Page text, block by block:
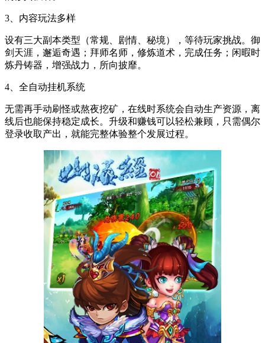
3、内容玩法多样
设有三大副本类型（常规、剧情、秘境），等待玩家挑战。御
剑天涯，邂逅奇遇；拜师名师，修炼道术，完成任务；闲暇时
炼丹铸器，增强战力，所向披靡。
4、全自动挂机系统
无需再手动刷怪或熬夜挖矿，在线时系统会自动生产资源，离
线后也能保持稳定成长。升级和赚钱可以轻松兼顾，只需偶尔
登录收取产出，就能完整体验整个发展过程。